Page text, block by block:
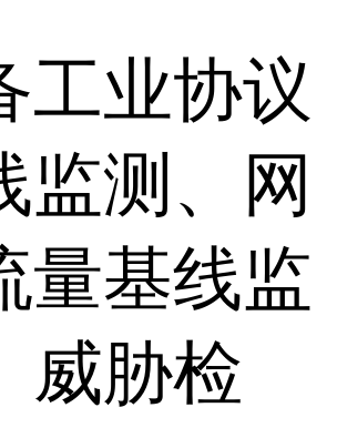
工业协议
监测、网
量基线监
威胁检